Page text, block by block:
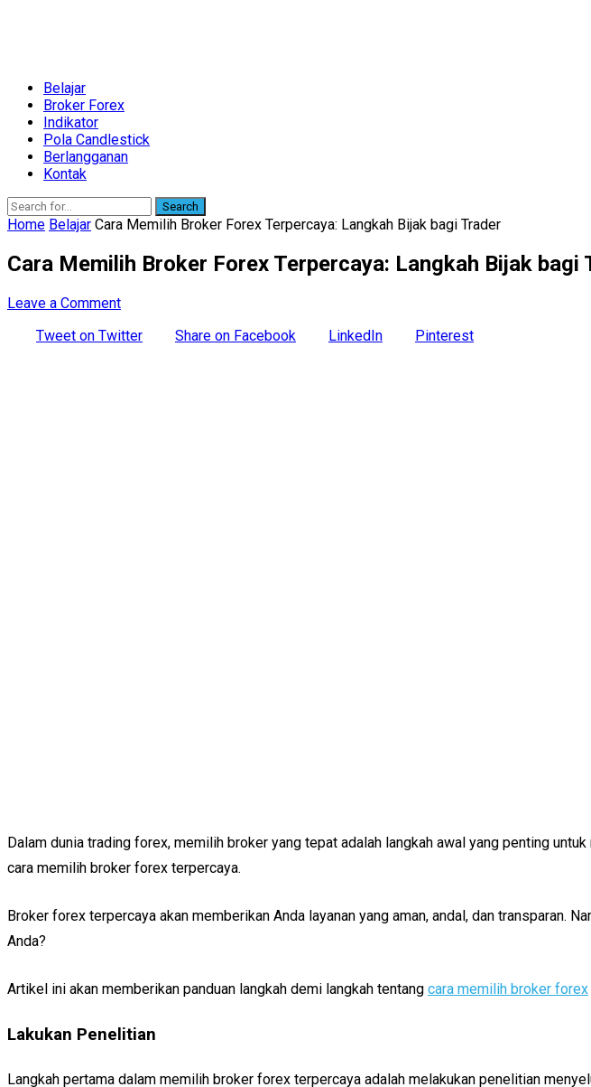
Belajar
Broker Forex
Indikator
Pola Candlestick
Berlangganan
Kontak
Search
Home Belajar Cara Memilih Broker Forex Terpercaya: Langkah Bijak bagi Trader
Cara Memilih Broker Forex Terpercaya: Langkah Bijak bagi
Leave a Comment
Tweet on Twitter
Share on Facebook LinkedIn Pinterest
Dalam dunia trading forex, memilih broker yang tepat adalah langkah awal yang penting
cara memilih broker forex terpercaya.
Broker forex terpercaya akan memberikan Anda layanan yang aman, andal, dan transparan.
Anda?
Artikel ini akan memberikan panduan langkah demi langkah tentang cara memilih broker forex
Lakukan Penelitian
Langkah pertama dalam memilih broker forex terpercaya adalah melakukan penelitian